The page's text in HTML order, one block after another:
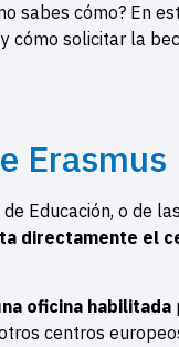
sabes cómo? En
cómo solicitar la
Erasmus
Educación, o de
directamente el
oficina habilitada
centros